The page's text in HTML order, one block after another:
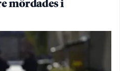
mördades i